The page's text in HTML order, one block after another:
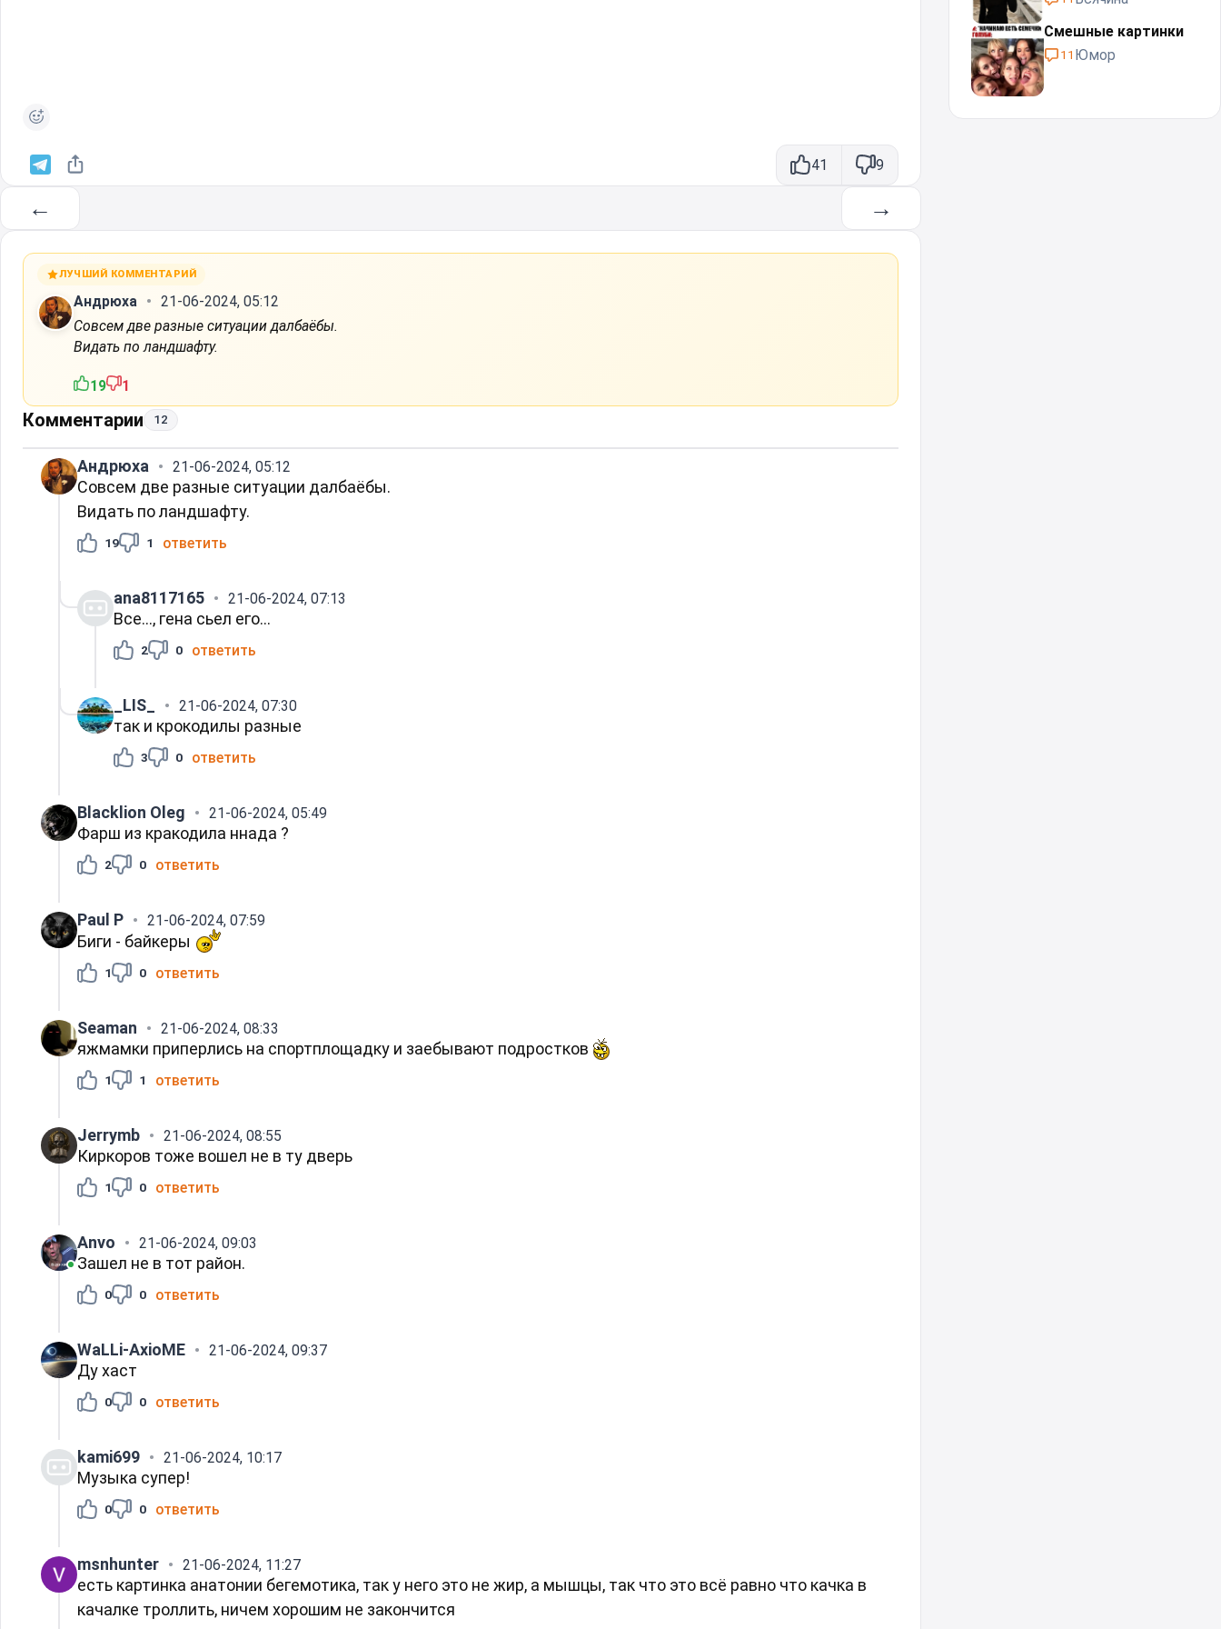
41 9
← →
ЛУЧШИЙ КОММЕНТАРИЙ
Андрюха
21-06-2024, 05:12
Совсем две разные ситуации далбаёбы.
Видать по ландшафту.
19 1
Комментарии 12
Андрюха 21-06-2024, 05:12
Совсем две разные ситуации далбаёбы.
Видать по ландшафту.
19 1 ответить
ana8117165 21-06-2024, 07:13
Все..., гена сьел его...
2 0 ответить
_LIS_ 21-06-2024, 07:30
так и крокодилы разные
3 0 ответить
Blacklion Oleg 21-06-2024, 05:49
Фарш из кракодила ннада ?
2 0 ответить
Paul P 21-06-2024, 07:59
Биги - байкеры
1 0 ответить
Seaman 21-06-2024, 08:33
яжмамки приперлись на спортплощадку и заебывают подростков
1 1 ответить
Jerrymb 21-06-2024, 08:55
Киркоров тоже вошел не в ту дверь
1 0 ответить
Anvo 21-06-2024, 09:03
Зашел не в тот район.
0 0 ответить
WaLLi-АxioME 21-06-2024, 09:37
Ду хаст
0 0 ответить
kami699 21-06-2024, 10:17
Музыка супер!
0 0 ответить
msnhunter 21-06-2024, 11:27
есть картинка анатонии бегемотика, так у него это не жир, а мышцы, так что это всё равно что качка в
качалке троллить, ничем хорошим не закончится
Смешные картинки
11 Юмор